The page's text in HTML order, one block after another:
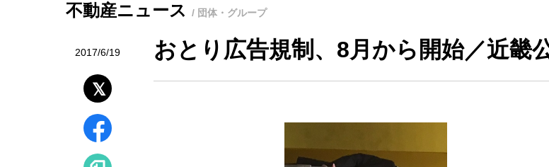
不動産ニュース / 団体・グループ
2017/6/19 おとり広告規制、8月から開始／近畿